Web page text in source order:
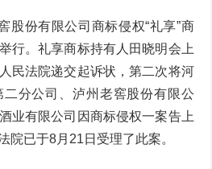
股份有限公司商标侵权“礼享”商
行。礼享商标持有人田晓明会上
民法院递交起诉状，第二次将河
分公司、泸州老窖股份有限公
业有限公司因商标侵权一案告上
院已于8月21日受理了此案。